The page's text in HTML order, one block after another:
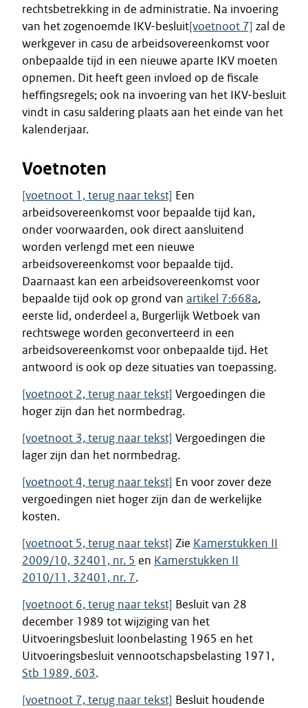
rechtsbetrekking in de administratie. Na invoering
van het zogenoemde IKV-besluit[voetnoot 7] zal de
werkgever in casu de arbeidsovereenkomst voor
onbepaalde tijd in een nieuwe aparte IKV moeten
opnemen. Dit heeft geen invloed op de fiscale
heffingsregels; ook na invoering van het IKV-besluit
vindt in casu saldering plaats aan het einde van het
kalenderjaar.
Voetnoten
[voetnoot 1, terug naar tekst] Een
arbeidsovereenkomst voor bepaalde tijd kan,
onder voorwaarden, ook direct aansluitend
worden verlengd met een nieuwe
arbeidsovereenkomst voor bepaalde tijd.
Daarnaast kan een arbeidsovereenkomst voor
bepaalde tijd ook op grond van artikel 7:668a,
eerste lid, onderdeel a, Burgerlijk Wetboek van
rechtswege worden geconverteerd in een
arbeidsovereenkomst voor onbepaalde tijd. Het
antwoord is ook op deze situaties van toepassing.
[voetnoot 2, terug naar tekst] Vergoedingen die
hoger zijn dan het normbedrag.
[voetnoot 3, terug naar tekst] Vergoedingen die
lager zijn dan het normbedrag.
[voetnoot 4, terug naar tekst] En voor zover deze
vergoedingen niet hoger zijn dan de werkelijke
kosten.
[voetnoot 5, terug naar tekst] Zie Kamerstukken II
2009/10, 32401, nr. 5 en Kamerstukken II
2010/11, 32401, nr. 7.
[voetnoot 6, terug naar tekst] Besluit van 28
december 1989 tot wijziging van het
Uitvoeringsbesluit loonbelasting 1965 en het
Uitvoeringsbesluit vennootschapsbelasting 1971,
Stb 1989, 603.
[voetnoot 7, terug naar tekst] Besluit houdende